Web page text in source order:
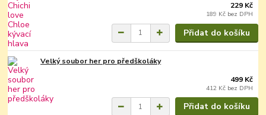
229 Kč
189 Kč bez DPH
Přidat do košíku
Velký soubor her pro předškoláky
499 Kč
412 Kč bez DPH
Přidat do košíku